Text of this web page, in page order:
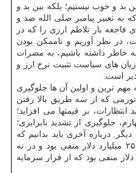
بد و خوب نیستیم؛ بلكه بین بد و
به تعبیر پیامبر صلی الله ضد و
فاجعه بار تلاطم ارزی را كه در
در نظر آوریم و ناممكن بودن
خاطر داشته باشیم، به مضرات
های سیاست تثبیت نرخ ارز و
است.
ترین و اولین آن ها جلوگیری
تورمی كه از سه طریق بالا رفتن
بر قیمت­ها می افزاید؛
جلوگیری از تشدید نابرابری؛
درباره آخری باید بدانیم كه
در سال ۱۳۹۵ حساب سرمایه ما ۲۵ میلیارد دلار منفی بود و در نه
مبلغ ۱۹ میلیارد دلار منفی بود كه از فرار سرمایه